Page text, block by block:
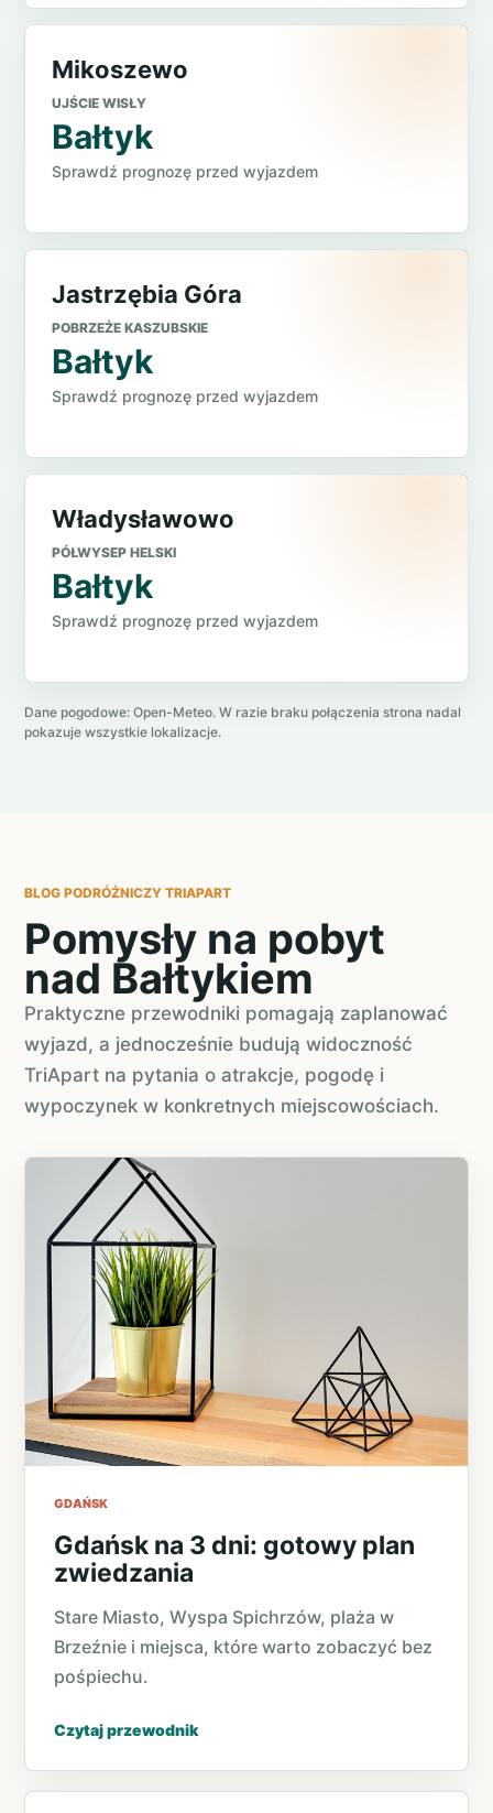
Mikoszewo
UJŚCIE WISŁY
Bałtyk
Sprawdź prognozę przed wyjazdem
Jastrzębia Góra
POBRZEŻE KASZUBSKIE
Bałtyk
Sprawdź prognozę przed wyjazdem
Władysławowo
PÓŁWYSEP HELSKI
Bałtyk
Sprawdź prognozę przed wyjazdem
Dane pogodowe: Open-Meteo. W razie braku połączenia strona nadal
pokazuje wszystkie lokalizacje.
BLOG PODRÓŻNICZY TRIAPART
Pomysły na pobyt
nad Bałtykiem
Praktyczne przewodniki pomagają zaplanować
wyjazd, a jednocześnie budują widoczność
TriApart na pytania o atrakcje, pogodę i
wypoczynek w konkretnych miejscowościach.
GDAŃSK
Gdańsk na 3 dni: gotowy plan
zwiedzania
Stare Miasto, Wyspa Spichrzów, plaża w
Brzeźnie i miejsca, które warto zobaczyć bez
pośpiechu.
Czytaj przewodnik